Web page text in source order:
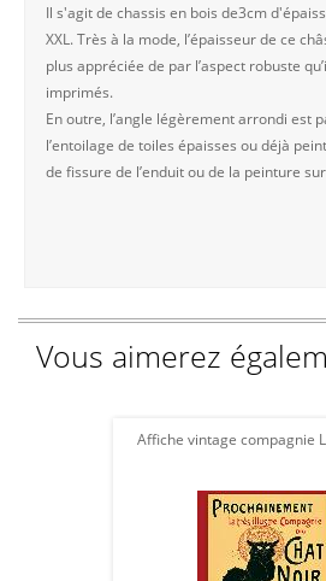
Il s'agit de chassis en bois de3cm
XXL. Très à la mode, l’épaisseur de ce
plus appréciée de par l’aspect robuste
imprimés.
En outre, l’angle légèrement arrondi est
l’entoilage de toiles épaisses ou déjà
de fissure de l’enduit ou de la peinture
Vous aimerez
Affiche vintage compagnie